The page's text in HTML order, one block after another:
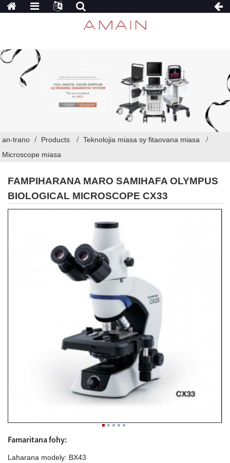
an-trano Products
Teknolojia miasa sy fitaovana miasa
Microscope miasa
FAMPIHARANA MARO SAMIHAFA OLYMPUS
BIOLOGICAL MICROSCOPE CX33
Famaritana fohy:
Laharana modely: BX43